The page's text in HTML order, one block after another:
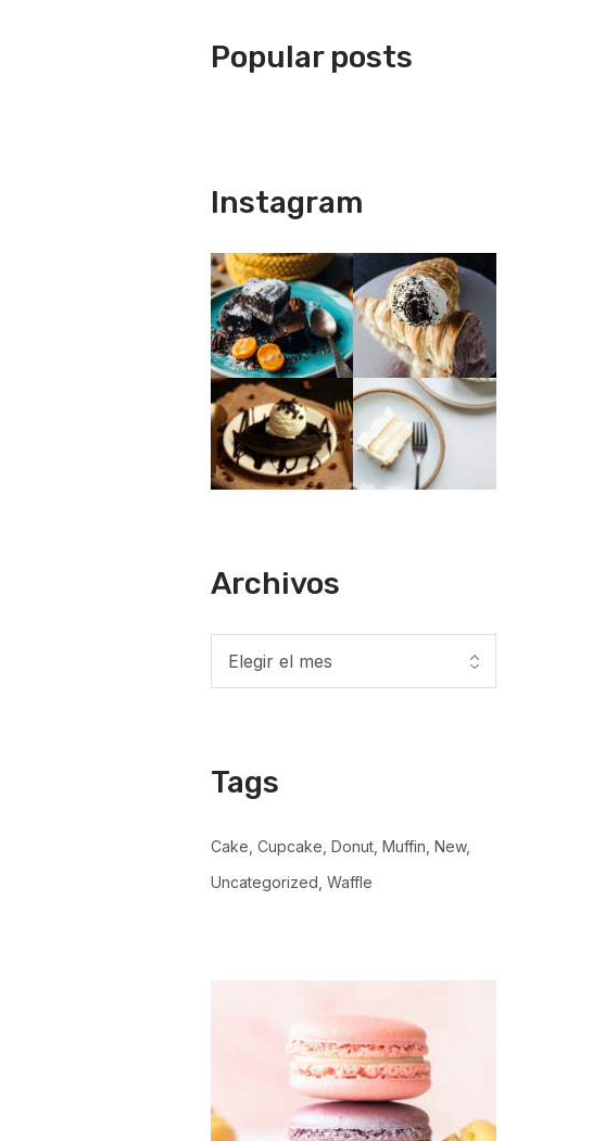
Popular posts
Instagram
Archivos
Tags
Cake Cupcake Donut Muffin New
Uncategorized Waffle